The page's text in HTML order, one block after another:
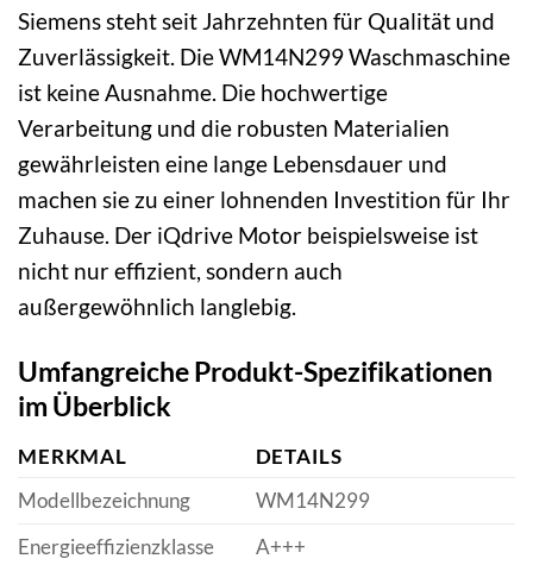
Siemens steht seit Jahrzehnten für Qualität und
Zuverlässigkeit. Die WM14N299 Waschmaschine
ist keine Ausnahme. Die hochwertige
Verarbeitung und die robusten Materialien
gewährleisten eine lange Lebensdauer und
machen sie zu einer lohnenden Investition für Ihr
Zuhause. Der iQdrive Motor beispielsweise ist
nicht nur effizient, sondern auch
außergewöhnlich langlebig.
Umfangreiche Produkt-Spezifikationen
im Überblick
MERKMAL
DETAILS
Modellbezeichnung
WM14N299
Energieeffizienzklasse
A+++